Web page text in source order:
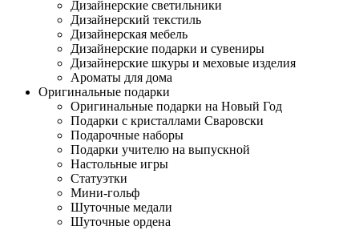
Дизайнерские светильники
Дизайнерский текстиль
Дизайнерская мебель
Дизайнерские подарки и сувениры
Дизайнерские шкуры и меховые изделия
Ароматы для дома
Оригинальные подарки
Оригинальные подарки на Новый Год
Подарки с кристаллами Сваровски
Подарочные наборы
Подарки учителю на выпускной
Настольные игры
Статуэтки
Мини-гольф
Шуточные медали
Шуточные ордена